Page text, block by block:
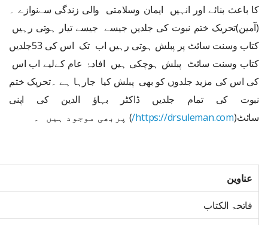
کا باعث بنائے اور انہیں ایمان وسلامتی والی زندگی سےنوازے ۔
(آمین)تحریک ختم نبوت کی جلدیں جیسے جیسے تیار ہوتی رہیں
کتاب وسنت سائٹ پر پبلش ہوتی رہیں اب تک اس کی 53جلدیں
کتاب وسنت سائٹ پبلش ہوچکی ہیں افادۂ عام کےلیے اب اس
کی اس کی مزید جلدوں کو بھی پبلش کیا جارہا ہے ۔تحریک ختم
نبوت کی تمام جلدیں ڈاکٹر بہاؤ الدین کی اپنی
سائٹ(https://drsuleman.com/ ) پربھی موجود ہیں ۔
عناوین
فاتحۃ الکتاب